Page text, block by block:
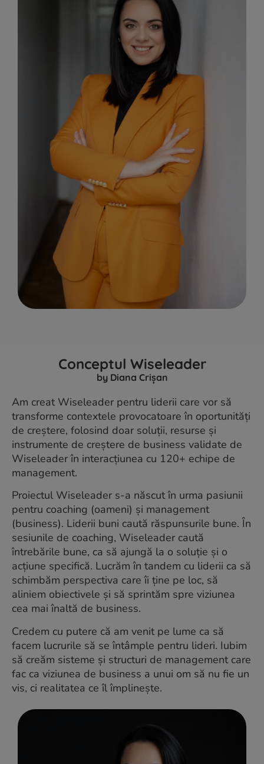
Conceptul Wiseleader
by Diana Crișan
Am creat Wiseleader pentru liderii care vor să
transforme contextele provocatoare în oportunități
de creștere, folosind doar soluții, resurse și
instrumente de creștere de business validate de
Wiseleader în interacțiunea cu 120+ echipe de
management.
Proiectul Wiseleader s-a născut în urma pasiunii
pentru coaching (oameni) și management
(business). Liderii buni caută răspunsurile bune. În
sesiunile de coaching, Wiseleader caută
întrebările bune, ca să ajungă la o soluție și o
acțiune specifică. Lucrăm în tandem cu liderii ca să
schimbăm perspectiva care îi ține pe loc, să
aliniem obiectivele și să sprintăm spre viziunea
cea mai înaltă de business.
Credem cu putere că am venit pe lume ca să
facem lucrurile să se întâmple pentru lideri. Iubim
să creăm sisteme și structuri de management care
fac ca viziunea de business a unui om să nu fie un
vis, ci realitatea ce îl împlinește.